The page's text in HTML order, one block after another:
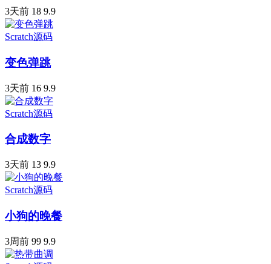
3天前 18 9.9
Scratch源码
变色弹跳
3天前 16 9.9
Scratch源码
合成数字
3天前 13 9.9
Scratch源码
小狗的晚餐
3周前 99 9.9